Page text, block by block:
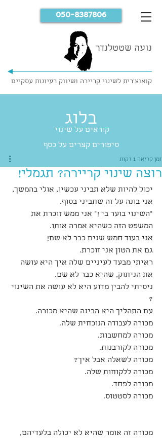
נועה שטטלנדר
קואוצ'רית לשינוי קריירה ושיווק רעיונות עסקיים
050-8387806
רוצה שינוי קריירה? תגמלי!
זמן קריאה 1 דקות
יכול להיות שלא תביני עכשיו, אולי בהמשך,
אני בונה על זה שתביני בסוף.
"השינוי בוער בי !" אני ממש זוכרת את
המשפט הזה כשהיא אמרה אותו.
אני בעוד חמש שנים כבר לא שם!
גם את הטון אני זוכרת.
ראיתי מבעד לעיניים שלה איך היא עושה
את הניתוק, שהיא כבר לא שם.
ניסיתי להבין מדוע היא לא עושה את השינוי
?
עם התהליך היא הבינה שהיא מכורה.
מכורה לעבודה הנוכחית שלה.
מכורה למחשבות.
מכורה לקורבנות.
מכורה לשאלה אבל איך?
מכורה ללקוחות שלה.
מכורה לפחד.
מכורה לסטטוס.
מכורה זה אומר שהיא לא יכולה בלעדיהם,
קוראים על שינוי
סיפורים קצרים על כסף
בלוג